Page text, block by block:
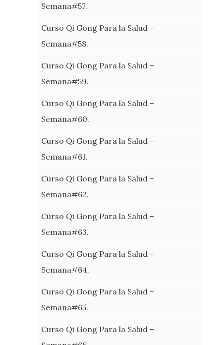
Semana#57.
Curso Qi Gong Para la Salud –
Semana#58.
Curso Qi Gong Para la Salud –
Semana#59.
Curso Qi Gong Para la Salud –
Semana#60.
Curso Qi Gong Para la Salud –
Semana#61.
Curso Qi Gong Para la Salud –
Semana#62.
Curso Qi Gong Para la Salud –
Semana#63.
Curso Qi Gong Para la Salud –
Semana#64.
Curso Qi Gong Para la Salud –
Semana#65.
Curso Qi Gong Para la Salud –